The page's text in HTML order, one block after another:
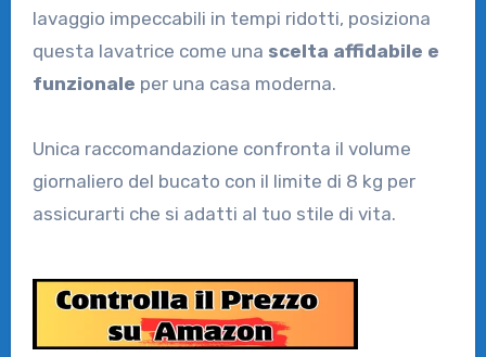
lavaggio impeccabili in tempi ridotti, posiziona
questa lavatrice come una scelta affidabile e
funzionale per una casa moderna.
Unica raccomandazione confronta il volume
giornaliero del bucato con il limite di 8 kg per
assicurarti che si adatti al tuo stile di vita.